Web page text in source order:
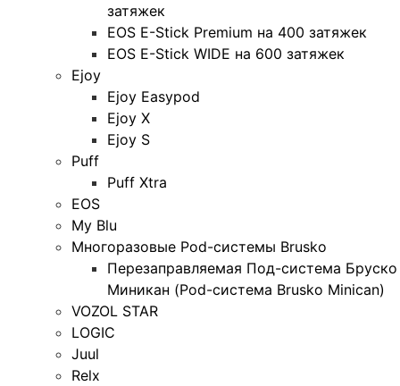
затяжек
EOS E-Stick Premium на 400 затяжек
EOS E-Stick WIDE на 600 затяжек
Ejoy
Ejoy Easypod
Ejoy X
Ejoy S
Puff
Puff Xtra
EOS
My Blu
Многоразовые Pod-системы Brusko
Перезаправляемая Под-система Бруско
Миникан (Pod-система Brusko Minican)
VOZOL STAR
LOGIC
Juul
Relx